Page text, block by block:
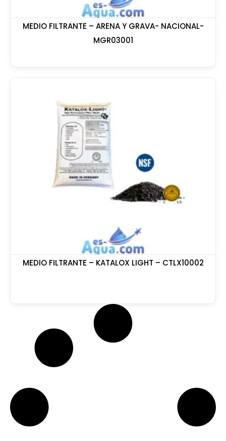
MEDIO FILTRANTE – ARENA Y GRAVA- NACIONAL-
MGR03001
MEDIO FILTRANTE – KATALOX LIGHT – CTLX10002